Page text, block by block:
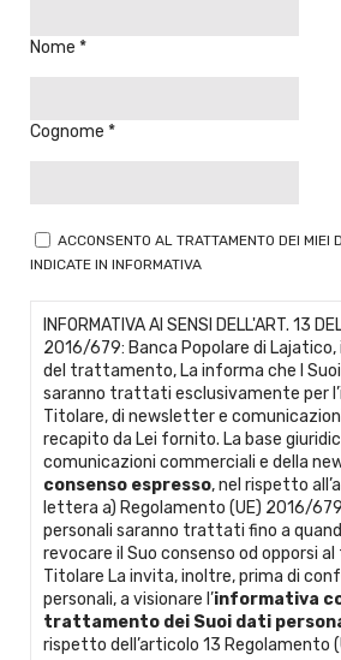
Nome
Cognome
ACCONSENTO AL TRATTAMENTO DEI MIEI
INDICATE IN INFORMATIVA
INFORMATIVA AI SENSI DELL'ART. 13
2016/679: Banca Popolare di
del trattamento, La informa che I
saranno trattati esclusivamente per
Titolare, di newsletter e
recapito da Lei fornito. La base
comunicazioni commerciali e della
consenso espresso, nel rispetto
lettera a) Regolamento (UE) 2016/
personali saranno trattati fino a
revocare il Suo consenso od opporsi
Titolare La invita, inoltre, prima di
personali, a visionare l’informativa
trattamento dei Suoi dati
rispetto dell’articolo 13 Regolamento